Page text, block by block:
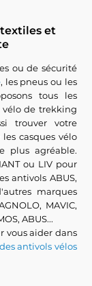
et
ou de sécurité
, les pneus ou les
tous les
vélo de trekking
trouver votre
casques vélo
plus agréable.
ou LIV pour
antivols ABUS,
marques
MAVIC,
ABUS...
vous aider dans
antivols vélos